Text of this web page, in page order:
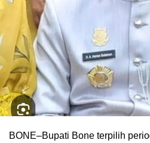
BONE–Bupati Bone terpilih